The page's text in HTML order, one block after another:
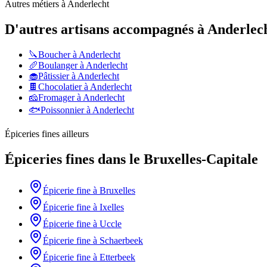
Autres métiers à Anderlecht
D'autres artisans accompagnés à
🔪Boucherà Anderlecht
🥖Boulangerà Anderlecht
🧁Pâtissierà Anderlecht
🍫 Chocolatierà Anderlecht
🧀Fromagerà Anderlecht
🐟Poissonnierà Anderlecht
Épiceries fines ailleurs
Épiceries fines dans le Bruxelles-Capitale
Épicerie fine à Bruxelles
Épicerie fine à Ixelles
Épicerie fine à Uccle
Épicerie fine à Schaerbeek
Épicerie fine à Etterbeek